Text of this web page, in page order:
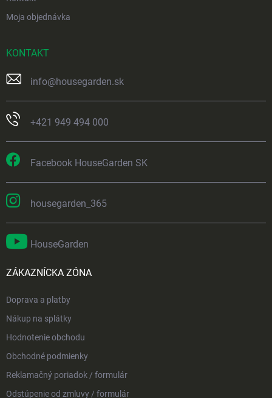
Moja objednávka
KONTAKT
info@housegarden.sk
+421 949 494 000
Facebook HouseGarden SK
housegarden_365
HouseGarden
ZÁKAZNÍCKA ZÓNA
Doprava a platby
Nákup na splátky
Hodnotenie obchodu
Obchodné podmienky
Reklamačný poriadok / formulár
Odstúpenie od zmluvy / formulár